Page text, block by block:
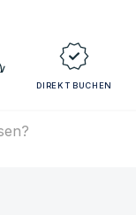
DIREKT BUCHEN